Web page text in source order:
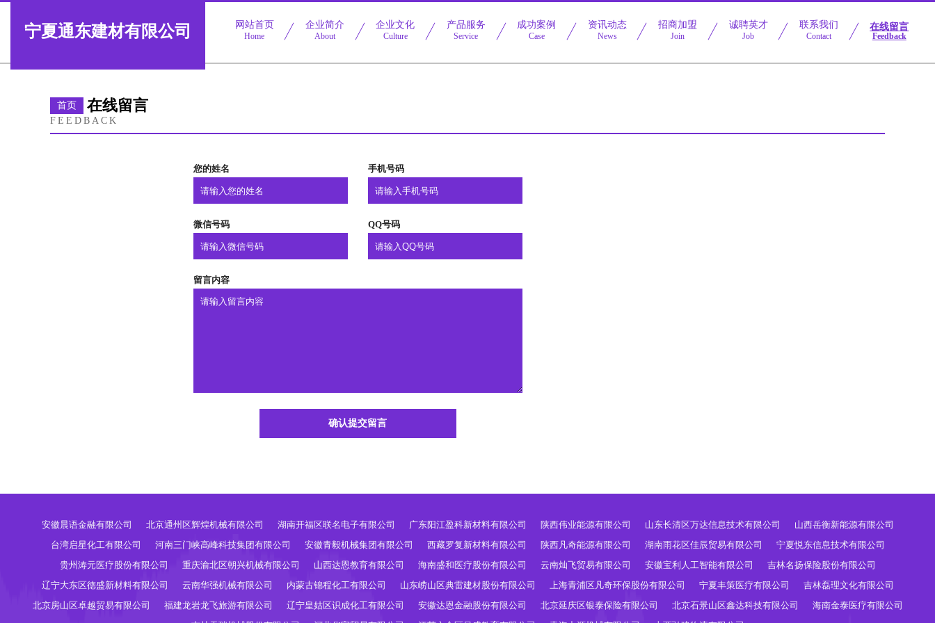
宁夏通东建材有限公司 网站首页
Home
企业简介
About
企业文化
Culture
产品服务
Service
成功案例
Case
资讯动态
News
招商加盟
Join
诚聘英才
Job
联系我们
Contact
在线留言
Feedback
首页 在线留言
FEEDBACK
您的姓名 手机号码
微信号码 QQ号码
留言内容
确认提交留言
安徽晨语金融有限公司 北京通州区辉煌机械有限公司 湖南开福区联名电子有限公司 广东阳江盈科新材料有限公司 陕西伟业能源有限公司 山东长清区万达信息技术有限公司
山西岳衡新能源有限公司
台湾启星化工有限公司
河南三门峡高峰科技集团有限公司 安徽青毅机械集团有限公司 西藏罗复新材料有限公司 陕西凡奇能源有限公司 湖南雨花区佳辰贸易有限公司
宁夏悦东信息技术有限公司
贵州涛元医疗股份有限公司
重庆渝北区朝兴机械有限公司 山西达恩教育有限公司 海南盛和医疗股份有限公司 云南灿飞贸易有限公司 安徽宝利人工智能有限公司
吉林名扬保险股份有限公司
辽宁大东区德盛新材料有限公司
云南华强机械有限公司 内蒙古锦程化工有限公司 山东崂山区典雷建材股份有限公司 上海青浦区凡奇环保股份有限公司 宁夏丰策医疗有限公司
吉林磊理文化有限公司
北京房山区卓越贸易有限公司
福建龙岩龙飞旅游有限公司 辽宁皇姑区识成化工有限公司 安徽达恩金融股份有限公司 北京延庆区银泰保险有限公司 北京石景山区鑫达科技有限公司
海南金泰医疗有限公司